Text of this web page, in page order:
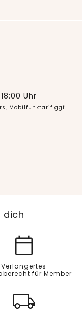
Uhr
Mobilfunktarif ggf.
dich
Verlängertes
für Member